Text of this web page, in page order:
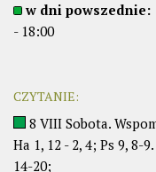
w dni powszednie:
- 18:00
CZYTANIE:
8 VIII Sobota.
Ha 1, 12 - 2, 4; Ps 9, 8-
14-20;